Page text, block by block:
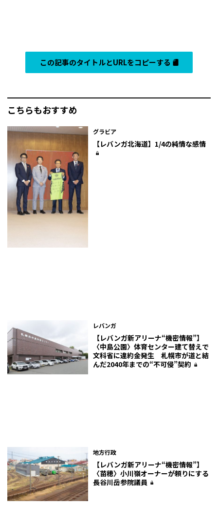
この記事のタイトルとURLをコピーする
こちらもおすすめ
グラビア
【レバンガ北海道】1/4の純情な感情
レバンガ
【レバンガ新アリーナ“機密情報”】
〈中島公園〉体育センター建て替えで
文科省に違約金発生 札幌市が道と結
んだ2040年までの“不可侵”契約
地方行政
【レバンガ新アリーナ“機密情報”】
〈苗穂〉小川嶺オーナーが頼りにする
長谷川岳参院議員